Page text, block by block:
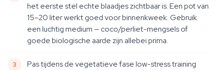
het eerste stel echte blaadjes zichtbaar is. Een pot van
15–20 liter werkt goed voor binnenkweek. Gebruik
een luchtig medium — coco/perliet-mengsels of
goede biologische aarde zijn allebei prima.
Pas tijdens de vegetatieve fase low-stress training